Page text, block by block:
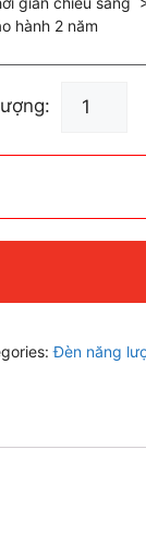
hành 2 năm
Đèn
quantity
Đèn năng